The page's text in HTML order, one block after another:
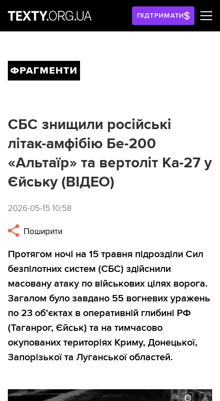
ПІДТРИМАТИ
ФРАГМЕНТИ
СБС знищили російські
літак-амфібію Бе-200
«Альтаїр» та вертоліт Ка-27 у
Єйську (ВІДЕО)
2026-05-15 10:58
Поширити
Протягом ночі на 15 травня підрозділи Сил
безпілотних систем (СБС) здійснили
масовану атаку по військових цілях ворога.
Загалом було завдано 55 вогневих уражень
по 23 об’єктах в оперативній глибині РФ
(Таганрог, Єйськ) та на тимчасово
окупованих територіях Криму, Донецької,
Запорізької та Луганської областей.